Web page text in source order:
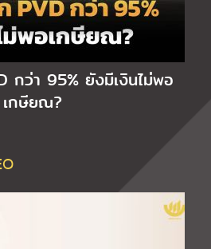
กว่า 95% ยังมีเงินไม่พอ
เกษียณ?